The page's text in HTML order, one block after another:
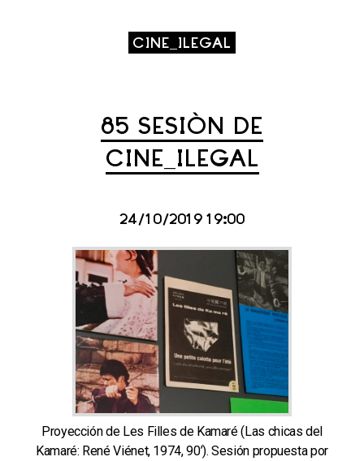
CINE_ILEGAL
85 SESIÓN DE
CINE_ILEGAL
24/10/2019 19:00
Proyección de Les Filles de Kamaré (Las chicas del
Kamaré: René Viénet, 1974, 90’). Sesión propuesta por